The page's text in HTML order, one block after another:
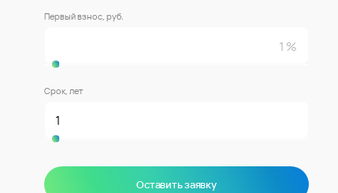
Первый взнос, руб.
Срок, лет
Оставить заявку